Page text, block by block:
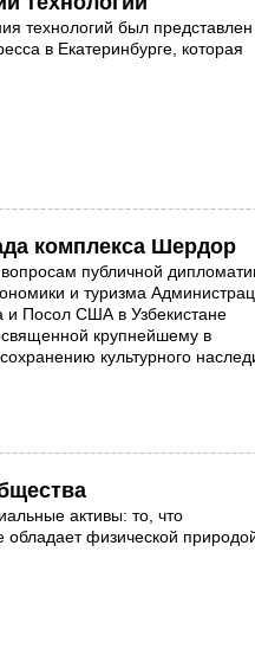
технологий был
в Екатеринбурге, которая
комплекса Шердор
публичной
и туризма
и Посол США в Узбекистане
крупнейшему в
культурного
активы: то, что
обладает физической